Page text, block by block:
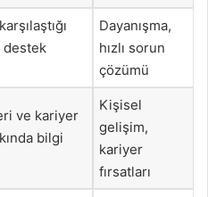
destek
Dayanışma,
hızlı sorun
çözümü
ve kariyer
bilgi
Kişisel
gelişim,
kariyer
fırsatları